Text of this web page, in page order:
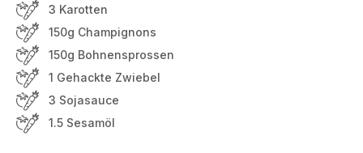
3 Karotten
150g Champignons
150g Bohnensprossen
1 Gehackte Zwiebel
3 Sojasauce
1.5 Sesamöl